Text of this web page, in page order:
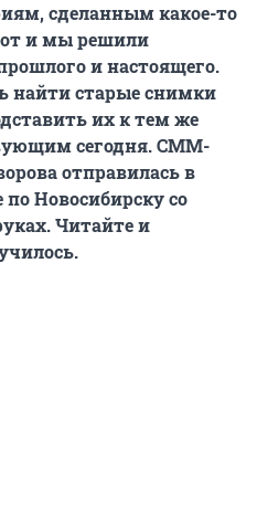
сделанным какое-то
и мы решили
и настоящего.
найти старые снимки
их к тем же
сегодня. СММ-
отправилась в
Новосибирску со
Читайте и